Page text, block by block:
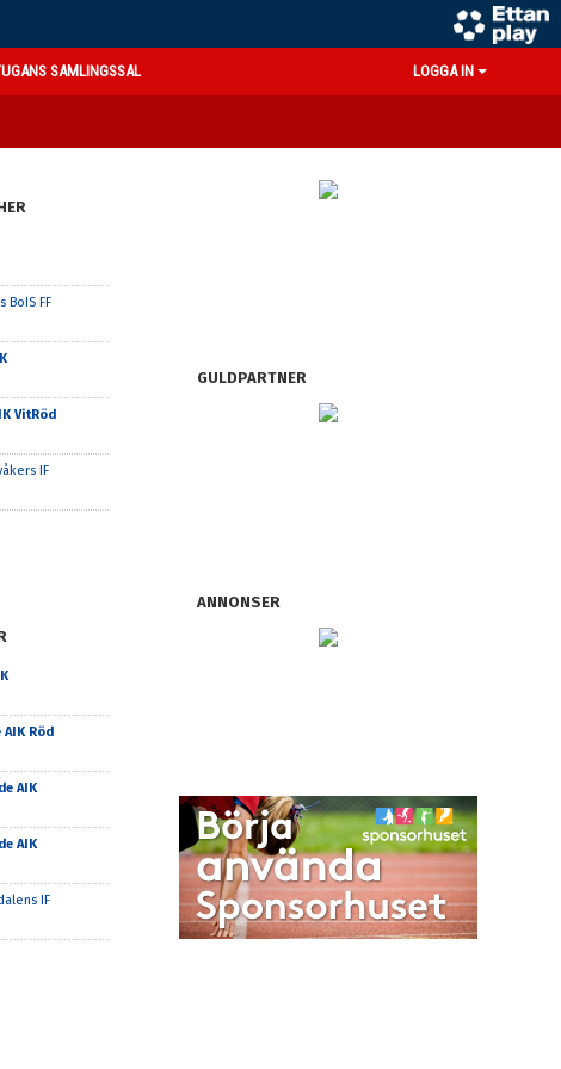
SAMLINGSSAL LOGGA IN
FF
VitRöd
IF
AIK Röd
AIK
AIK
IF
GULDPARTNER
ANNONSER